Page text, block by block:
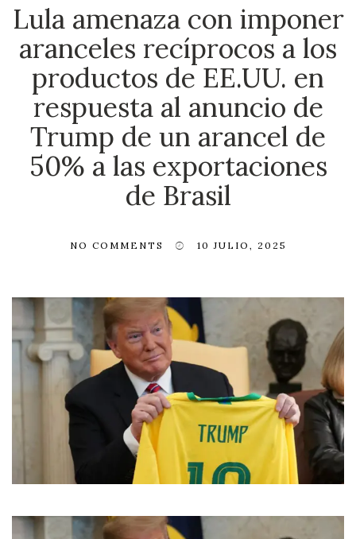
Lula amenaza con imponer
aranceles recíprocos a los
productos de EE.UU. en
respuesta al anuncio de
Trump de un arancel de
50% a las exportaciones
de Brasil
NO COMMENTS 10 JULIO, 2025